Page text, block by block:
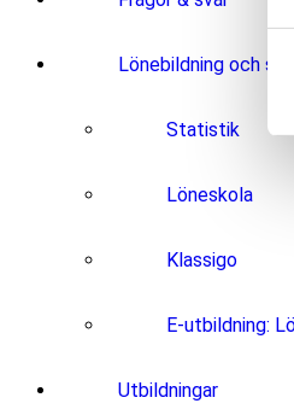
Lönebildning och
Statistik
Löneskola
Klassigo
E-utbildning:
Utbildningar